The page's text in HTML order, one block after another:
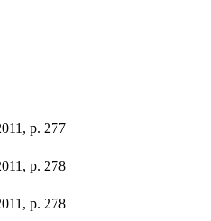
p. 277
p. 278
p. 278